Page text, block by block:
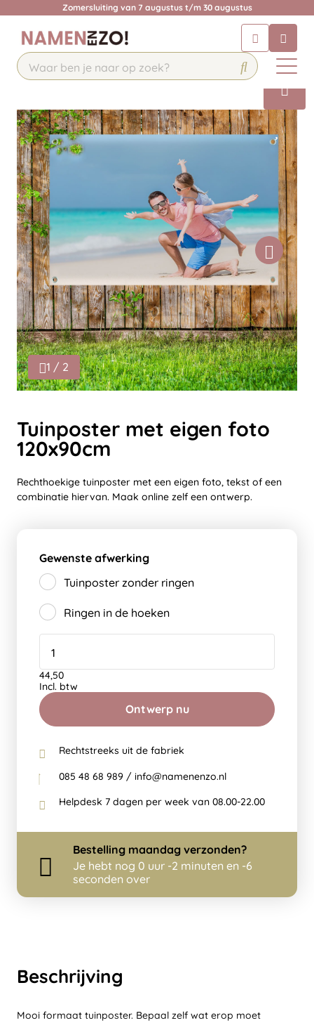
Zomersluiting van 7 augustus t/m 30 augustus
Chat 24/7 met onze chatbot voor
hulp
Contact
Beschrijving
Mooi formaat tuinposter. Bepaal zelf wat erop moet
1 / 2
Tuinposter met eigen foto
120x90cm
Rechthoekige tuinposter met een eigen foto, tekst of een
combinatie hiervan. Maak online zelf een ontwerp.
Gewenste afwerking
Tuinposter zonder ringen
Ringen in de hoeken
Ontwerp nu
44,50
Incl. btw
Rechtstreeks uit de fabriek
085 48 68 989 / info@namenenzo.nl
Helpdesk 7 dagen per week van 08.00-22.00
Bestelling maandag verzonden?
Je hebt nog 0 uur -2 minuten en -6
seconden over